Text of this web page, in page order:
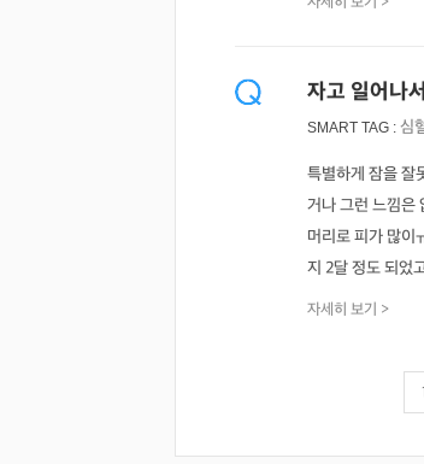
자고 일어나
SMART TAG : 심
특별하게 잠을 잘
거나 그런 느낌은
머리로 피가 많이
지 2달 정도 되었
자세히 보기 >